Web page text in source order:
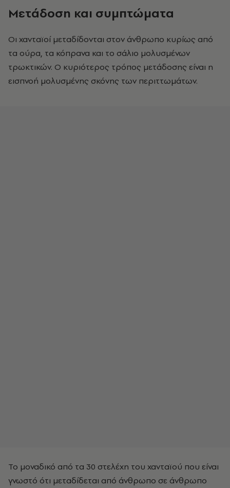
Μετάδοση και συμπτώματα
Οι χανταϊοί μεταδίδονται στον άνθρωπο κυρίως από
τα ούρα, τα κόπρανα και το σάλιο μολυσμένων
τρωκτικών. Ο κυριότερος τρόπος μετάδοσης είναι η
εισπνοή μολυσμένης σκόνης των περιττωμάτων.
Το μοναδικό από τα 30 στελέχη του χανταϊού που είναι
γνωστό ότι μεταδίδεται από άνθρωπο σε άνθρωπο